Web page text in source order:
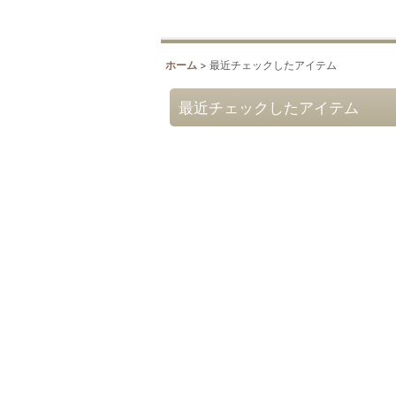
ホーム > 最近チェックしたアイテム
最近チェックしたアイテム